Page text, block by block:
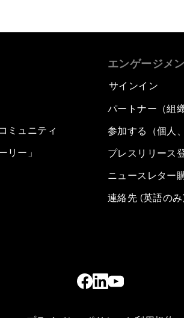
ミュニティ
リー」
エンゲージメ
サインイン
パートナー（組
参加する（個人
プレスリリース
ニュースレター
連絡先 (英語のみ